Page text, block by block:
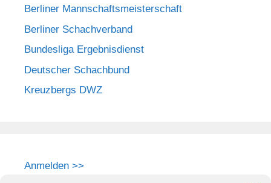
Berliner Mannschaftsmeisterschaft
Berliner Schachverband
Bundesliga Ergebnisdienst
Deutscher Schachbund
Kreuzbergs DWZ
Anmelden >>